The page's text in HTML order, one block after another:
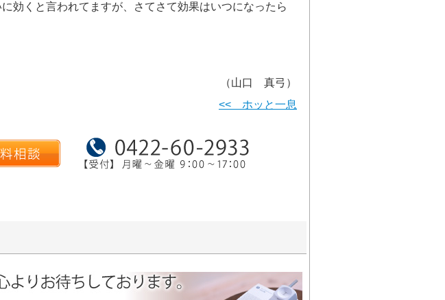
効くと言われてますが、さてさて効果はいつになったら
（山口 真弓）
<< ホッと一息